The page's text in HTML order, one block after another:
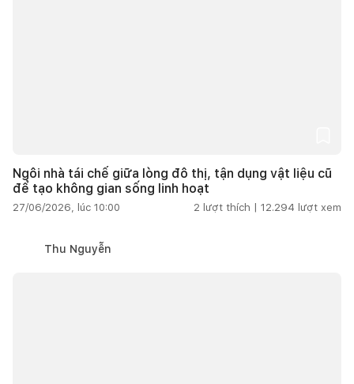
Ngôi nhà tái chế giữa lòng đô thị, tận dụng vật liệu cũ
để tạo không gian sống linh hoạt
27/06/2026, lúc 10:00 2 lượt thích | 12.294 lượt xem
Thu Nguyễn